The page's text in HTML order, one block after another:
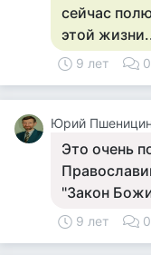
сейчас
этой
9 лет 0
Юрий Пшеницин
Это очень
"Закон
9 лет 0